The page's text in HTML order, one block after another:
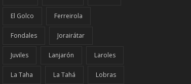
El Golco Ferreirola
Fondales Jorairátar
Juviles Lanjarón Laroles
La Taha La Tahá Lobras